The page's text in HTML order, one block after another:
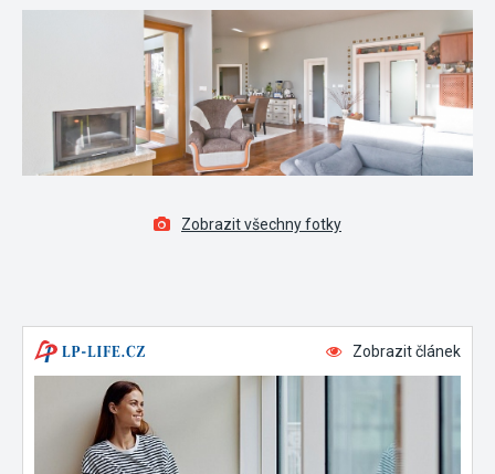
Zobrazit všechny fotky
Zobrazit článek